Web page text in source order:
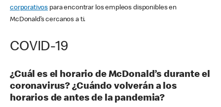
corporativos para encontrar los empleos disponibles en
McDonald’s cercanos a ti.
COVID-19
¿Cuál es el horario de McDonald’s durante el
coronavirus? ¿Cuándo volverán a los
horarios de antes de la pandemia?